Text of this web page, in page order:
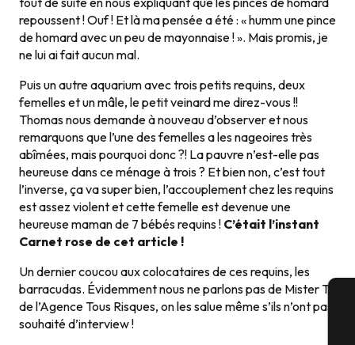
repoussent ! Ouf ! Et là ma pensée a été : « humm une pince
de homard avec un peu de mayonnaise ! ». Mais promis, je
ne lui ai fait aucun mal.
Puis un autre aquarium avec trois petits requins, deux
femelles et un mâle, le petit veinard me direz-vous !!
Thomas nous demande à nouveau d’observer et nous
remarquons que l’une des femelles a les nageoires très
abîmées, mais pourquoi donc ?! La pauvre n’est-elle pas
heureuse dans ce ménage à trois ? Et bien non, c’est tout
l’inverse, ça va super bien, l’accouplement chez les requins
est assez violent et cette femelle est devenue une
heureuse maman de 7 bébés requins ! C’était l’instant
Carnet rose de cet article !
Un dernier coucou aux colocataires de ces requins, les
barracudas. Évidemment nous ne parlons pas de Mister T
de l’Agence Tous Risques, on les salue même s’ils n’ont pas
souhaité d’interview !